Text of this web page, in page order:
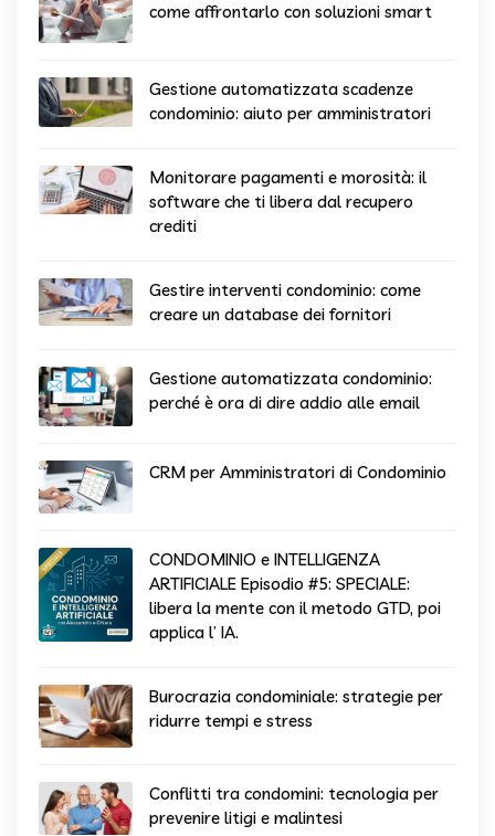
come affrontarlo con soluzioni smart
Gestione automatizzata scadenze
condominio: aiuto per amministratori
Monitorare pagamenti e morosità: il
software che ti libera dal recupero
crediti
Gestire interventi condominio: come
creare un database dei fornitori
Gestione automatizzata condominio:
perché è ora di dire addio alle email
CRM per Amministratori di Condominio
CONDOMINIO e INTELLIGENZA
ARTIFICIALE Episodio #5: SPECIALE:
libera la mente con il metodo GTD, poi
applica l’ IA.
Burocrazia condominiale: strategie per
ridurre tempi e stress
Conflitti tra condomini: tecnologia per
prevenire litigi e malintesi